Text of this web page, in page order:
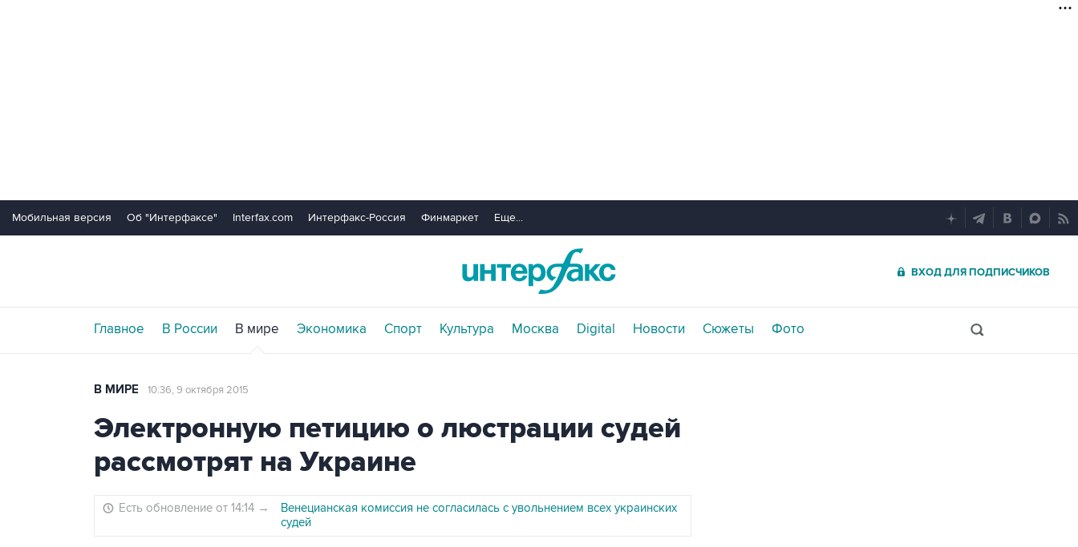
Мобильная версия Об "Интерфаксе" Interfax.com Интерфакс-Россия Финмаркет Еще...
ВХОД ДЛЯ ПОДПИСЧИКОВ
Главное В России В мире Экономика Спорт Культура Москва Digital Новости Сюжеты Фото
В МИРЕ 10:36, 9 октября 2015
Электронную петицию о люстрации судей
рассмотрят на Украине
Есть обновление от 14:14 →
Венецианская комиссия не согласилась с увольнением всех украинских
судей